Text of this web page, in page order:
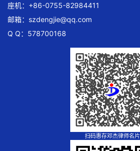
座机：+86-0755-82984411
邮箱： szdengjie@qq.com
Q Q：578700168
扫码惠存邓杰律师名片